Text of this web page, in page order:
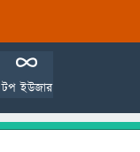
টপ ইউজার